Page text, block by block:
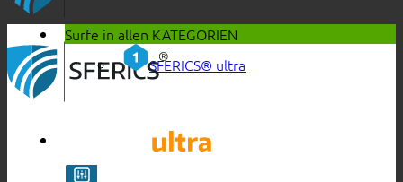
Surfe in allen KATEGORIEN
SFERICS® ultra